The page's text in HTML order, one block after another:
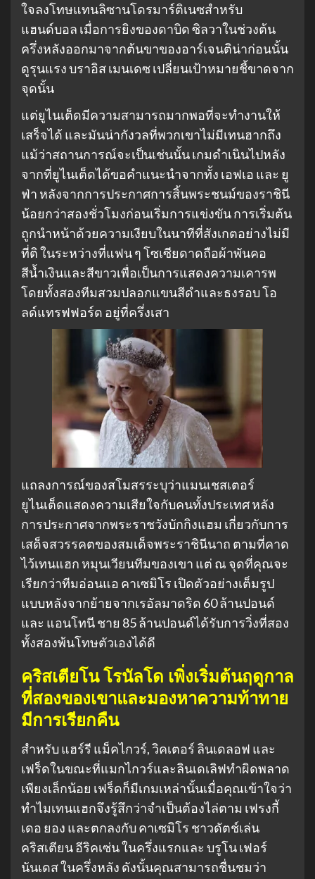
ใจลงโทษแทนลิซานโดรมาร์ติเนซสำหรับ
แฮนด์บอล เมื่อการยิงของดาบิด ซิลวาในช่วงต้น
ครึ่งหลังออกมาจากต้นขาของอาร์เจนติน่าก่อนนั้น
ดูรุนแรง บราอิส เมนเดซ เปลี่ยนเป้าหมายชี้ขาดจาก
จุดนั้น
แต่ยูไนเต็ดมีความสามารถมากพอที่จะทำงานให้
เสร็จได้ และมันน่ากังวลที่พวกเขาไม่มีเทนฮากถึง
แม้ว่าสถานการณ์จะเป็นเช่นนั้น เกมดำเนินไปหลัง
จากที่ยูไนเต็ดได้ขอคำแนะนำจากทั้ง เอฟเอ และ ยู
ฟ่า หลังจากการประกาศการสิ้นพระชนม์ของราชินี
น้อยกว่าสองชั่วโมงก่อนเริ่มการแข่งขัน การเริ่มต้น
ถูกนำหน้าด้วยความเงียบในนาทีที่สังเกตอย่างไม่มี
ที่ติ ในระหว่างที่แฟน ๆ โซเซียดาดถือผ้าพันคอ
สีน้ำเงินและสีขาวเพื่อเป็นการแสดงความเคารพ
โดยทั้งสองทีมสวมปลอกแขนสีดำและธงรอบ โอ
ลด์แทรฟฟอร์ด อยู่ที่ครึ่งเสา
แถลงการณ์ของสโมสรระบุว่าแมนเชสเตอร์
ยูไนเต็ดแสดงความเสียใจกับคนทั้งประเทศ หลัง
การประกาศจากพระราชวังบักกิงแฮม เกี่ยวกับการ
เสด็จสวรรคตของสมเด็จพระราชินีนาถ ตามที่คาด
ไว้เทนแฮก หมุนเวียนทีมของเขา แต่ ณ จุดที่คุณจะ
เรียกว่าทีมอ่อนแอ คาเซมิโร เปิดตัวอย่างเต็มรูป
แบบหลังจากย้ายจากเรอัลมาดริด 60 ล้านปอนด์
และ แอนโทนี ชาย 85 ล้านปอนด์ได้รับการวิ่งที่สอง
ทั้งสองพ้นโทษตัวเองได้ดี
คริสเตียโน โรนัลโด เพิ่งเริ่มต้นฤดูกาล
ที่สองของเขาและมองหาความท้าทาย
มีการเรียกคืน
สำหรับ แฮร์รี แม็คไกวร์, วิคเตอร์ ลินเดลอฟ และ
เฟร็ดในขณะที่แมกไกวร์และลินเดเลิฟทำผิดพลาด
เพียงเล็กน้อย เฟร็ดก็มีเกมเหล่านั้นเมื่อคุณเข้าใจว่า
ทำไมเทนแฮกจึงรู้สึกว่าจำเป็นต้องไล่ตาม เฟรงกี้
เดอ ยอง และตกลงกับ คาเซมิโร ชาวดัตช์เล่น
คริสเตียน อีริคเซ่น ในครึ่งแรกและ บรูโน เฟอร์
นันเดส ในครึ่งหลัง ดังนั้นคุณสามารถชื่นชมว่า